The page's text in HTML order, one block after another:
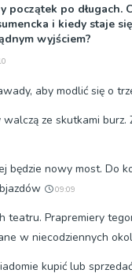
początek po długach.
i kiedy staje
wyjściem?
aby modlić się o
ze skutkami burz.
będzie nowy most. Do
09:09
teatru. Prapremiery
w niecodziennych
kupić lub